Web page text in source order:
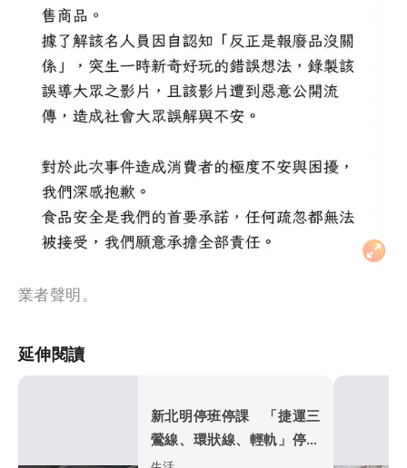
業者聲明。
延伸閱讀
新北明停班停課 「捷運三
鶯線、環狀線、輕軌」停駛
條件一次看